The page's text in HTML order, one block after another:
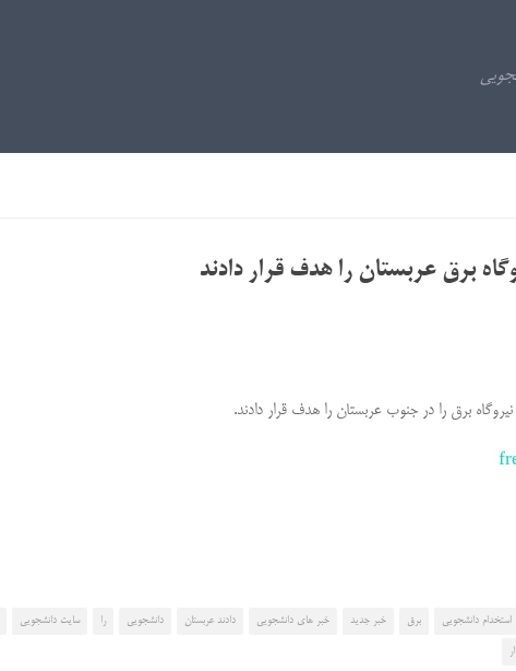
برق عربستان را هدف قرار دادند
برق را در جنوب عربستان را هدف قرار دادند.
استخدام دانشجویی برق خبر جدید خبر های دانشجویی دادند عربستان دانشجویی را سایت دانشجویی